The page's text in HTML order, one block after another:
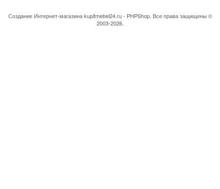
Создание Интернет-магазинаkupitmebel24.ru - PHPShop. Все права защищены ©
2003-2026.